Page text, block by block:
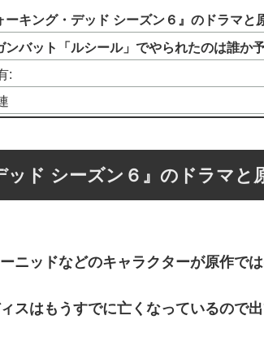
ーキング・デッド シーズン６』のドラマと
ンバット「ルシール」でやられたのは誰か
:
ッド シーズン６』のドラマと
ニッドなどのキャラクターが原作では
スはもうすでに亡くなっているので出